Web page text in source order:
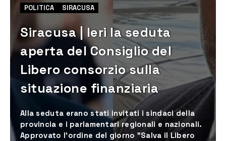
POLITICA SIRACUSA
Siracusa | Ieri la seduta
aperta del Consiglio del
Libero consorzio sulla
situazione finanziaria
Alla seduta erano stati invitati i sindaci della
provincia e i parlamentari regionali e nazionali.
Approvato l’ordine del giorno ”Salva il Libero